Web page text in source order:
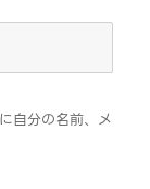
自分の名前、メ